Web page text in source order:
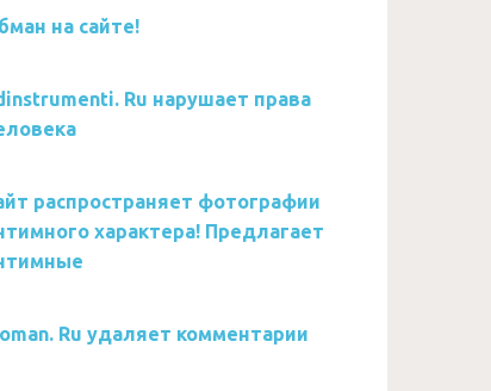
на сайте!
Ru нарушает права
распространяет фотографии
характера! Предлагает
Ru удаляет комментарии